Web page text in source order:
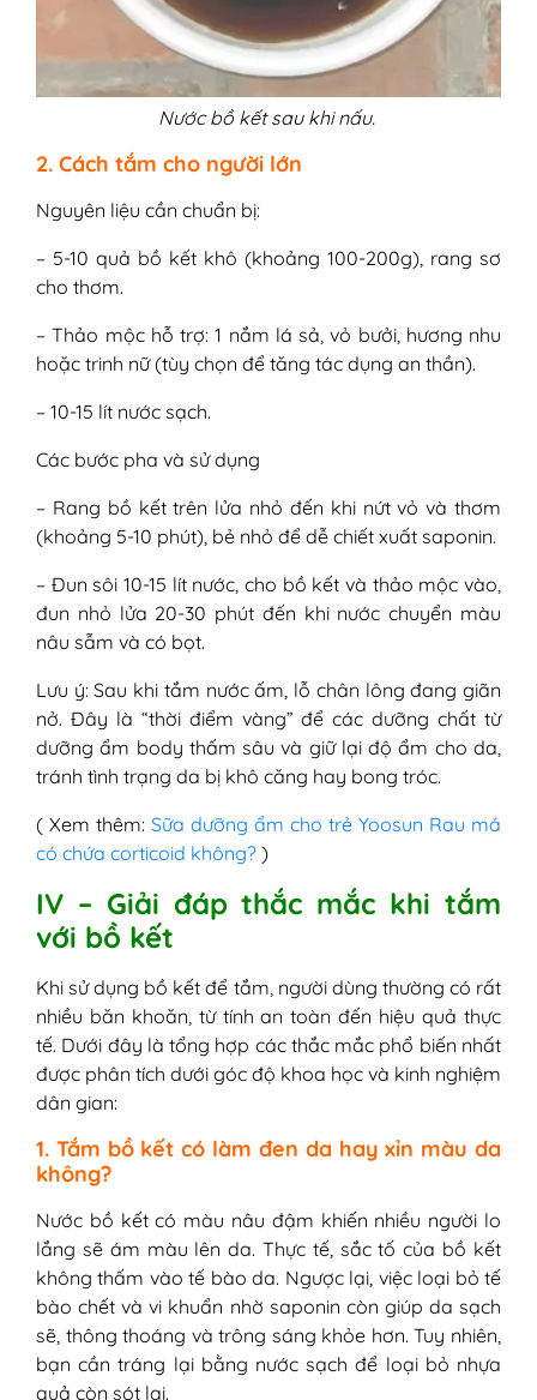
Nước bồ kết sau khi nấu.
2. Cách tắm cho người lớn
Nguyên liệu cần chuẩn bị:
– 5-10 quả bồ kết khô (khoảng 100-200g), rang sơ
cho thơm.
– Thảo mộc hỗ trợ: 1 nắm lá sả, vỏ bưởi, hương nhu
hoặc trinh nữ (tùy chọn để tăng tác dụng an thần).
– 10-15 lít nước sạch.
Các bước pha và sử dụng
– Rang bồ kết trên lửa nhỏ đến khi nứt vỏ và thơm
(khoảng 5-10 phút), bẻ nhỏ để dễ chiết xuất saponin.
– Đun sôi 10-15 lít nước, cho bồ kết và thảo mộc vào,
đun nhỏ lửa 20-30 phút đến khi nước chuyển màu
nâu sẫm và có bọt.
Lưu ý: Sau khi tắm nước ấm, lỗ chân lông đang giãn
nở. Đây là “thời điểm vàng” để các dưỡng chất từ
dưỡng ẩm body thấm sâu và giữ lại độ ẩm cho da,
tránh tình trạng da bị khô căng hay bong tróc.
( Xem thêm: Sữa dưỡng ẩm cho trẻ Yoosun Rau má
có chứa corticoid không? )
IV – Giải đáp thắc mắc khi tắm
với bồ kết
Khi sử dụng bồ kết để tắm, người dùng thường có rất
nhiều băn khoăn, từ tính an toàn đến hiệu quả thực
tế. Dưới đây là tổng hợp các thắc mắc phổ biến nhất
được phân tích dưới góc độ khoa học và kinh nghiệm
dân gian:
1. Tắm bồ kết có làm đen da hay xỉn màu da
không?
Nước bồ kết có màu nâu đậm khiến nhiều người lo
lắng sẽ ám màu lên da. Thực tế, sắc tố của bồ kết
không thấm vào tế bào da. Ngược lại, việc loại bỏ tế
bào chết và vi khuẩn nhờ saponin còn giúp da sạch
sẽ, thông thoáng và trông sáng khỏe hơn. Tuy nhiên,
bạn cần tráng lại bằng nước sạch để loại bỏ nhựa
quả còn sót lại.